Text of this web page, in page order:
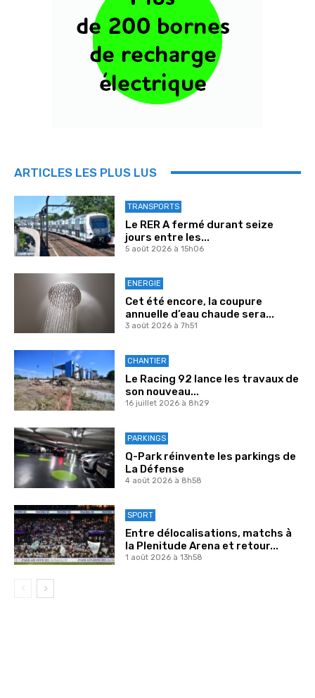
ARTICLES LES PLUS LUS
TRANSPORTS
Le RER A fermé durant seize
jours entre les...
5 août 2026 à 15h06
ENERGIE
Cet été encore, la coupure
annuelle d’eau chaude sera...
3 août 2026 à 7h51
CHANTIER
Le Racing 92 lance les travaux de
son nouveau...
16 juillet 2026 à 8h29
PARKINGS
Q-Park réinvente les parkings de
La Défense
4 août 2026 à 8h58
SPORT
Entre délocalisations, matchs à
la Plenitude Arena et retour...
1 août 2026 à 13h58